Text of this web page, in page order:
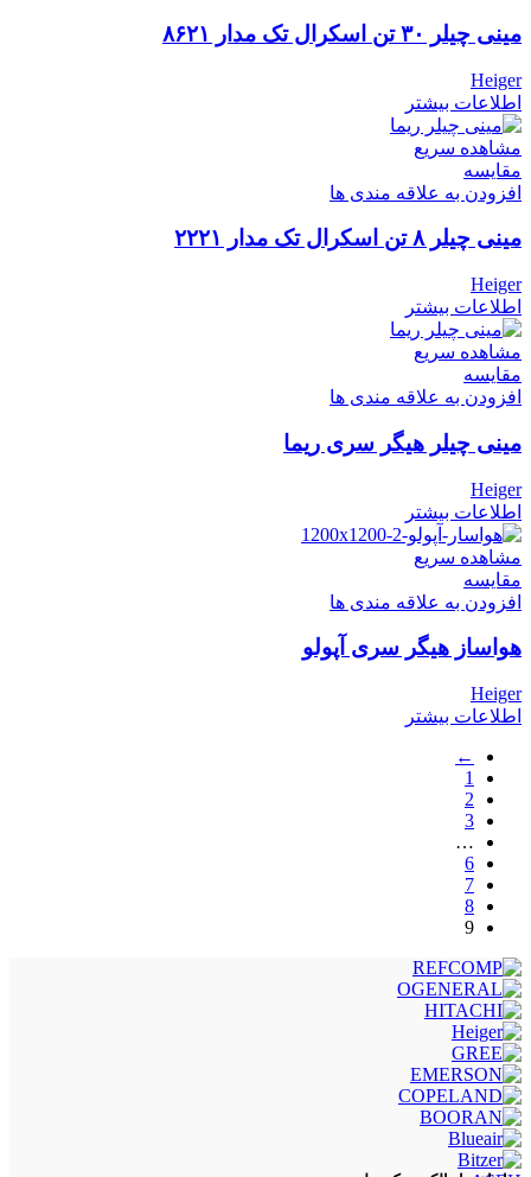
مینی چیلر ۳۰ تن اسکرال تک مدار ۸۶۲۱
Heiger
اطلاعات بیشتر
مشاهده سریع
مقایسه
افزودن به علاقه مندی ها
مینی چیلر ۸ تن اسکرال تک مدار ۲۲۲۱
Heiger
اطلاعات بیشتر
مشاهده سریع
مقایسه
افزودن به علاقه مندی ها
مینی چیلر هیگر سری ریما
Heiger
اطلاعات بیشتر
مشاهده سریع
مقایسه
افزودن به علاقه مندی ها
هواساز هیگر سری آپولو
Heiger
اطلاعات بیشتر
←
1
2
3
…
6
7
8
9